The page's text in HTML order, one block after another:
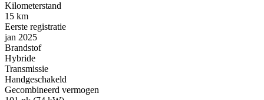
Kilometerstand
15 km
Eerste registratie
jan 2025
Brandstof
Hybride
Transmissie
Handgeschakeld
Gecombineerd vermogen